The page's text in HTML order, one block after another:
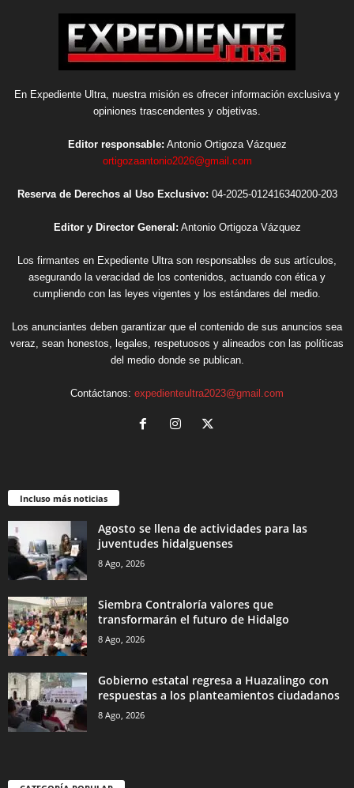
En Expediente Ultra, nuestra misión es ofrecer información exclusiva y
opiniones trascendentes y objetivas.
Editor responsable: Antonio Ortigoza Vázquez
ortigozaantonio2026@gmail.com
Reserva de Derechos al Uso Exclusivo: 04-2025-012416340200-203
Editor y Director General: Antonio Ortigoza Vázquez
Los firmantes en Expediente Ultra son responsables de sus artículos,
asegurando la veracidad de los contenidos, actuando con ética y
cumpliendo con las leyes vigentes y los estándares del medio.
Los anunciantes deben garantizar que el contenido de sus anuncios sea
veraz, sean honestos, legales, respetuosos y alineados con las políticas
del medio donde se publican.
Contáctanos: expedienteultra2023@gmail.com
Incluso más noticias
Agosto se llena de actividades para las
juventudes hidalguenses
8 Ago, 2026
Siembra Contraloría valores que
transformarán el futuro de Hidalgo
8 Ago, 2026
Gobierno estatal regresa a Huazalingo con
respuestas a los planteamientos ciudadanos
8 Ago, 2026